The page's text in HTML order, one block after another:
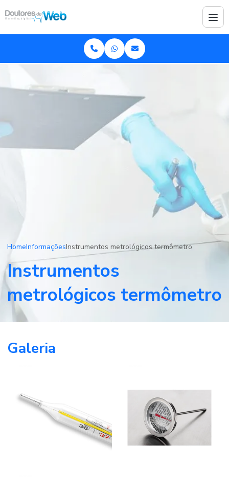
HomeInformaçõesInstrumentos metrológicos termômetro
Instrumentos
metrológicos termômetro
Galeria